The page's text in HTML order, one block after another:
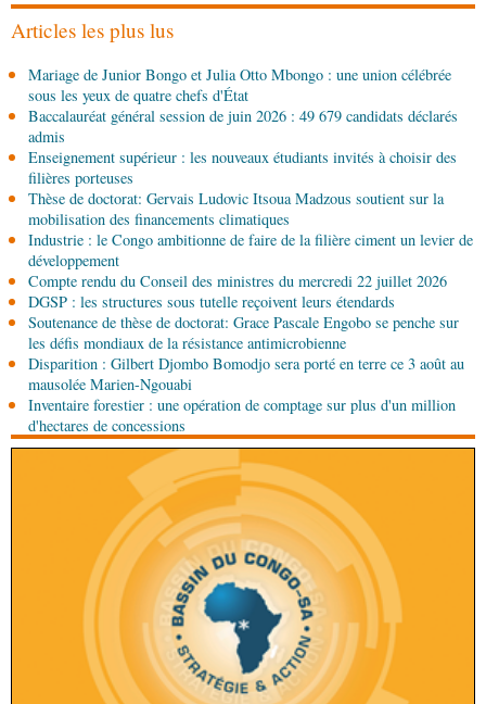
Pierre Oba jettent les bases d’une collaboration
fructueuse
Afrique-Monde Centrafrique : les sanctions de
l'ONU cachent la guerre silencieuse pour le
contrôle des ressources
05-08-2026 22:10
Économie
Noire pour la valorisation des produits forestiers
non ligneux
05-08-2026 17:32
Sport
05-08-2026 13:10
Art-Culture-Média 72e anniversaire de la
naissance du commandant Hugo Chávez :
l’ambassade du Venezuela au Congo célèbre
l'événement
Articles les plus lus
Mariage de Junior Bongo et Julia Otto Mbongo : une union célébrée
sous les yeux de quatre chefs d'État
Baccalauréat général session de juin 2026 : 49 679 candidats déclarés
admis
Enseignement supérieur : les nouveaux étudiants invités à choisir des
filières porteuses
Thèse de doctorat: Gervais Ludovic Itsoua Madzous soutient sur la
mobilisation des financements climatiques
Industrie : le Congo ambitionne de faire de la filière ciment un levier de
développement
Compte rendu du Conseil des ministres du mercredi 22 juillet 2026
DGSP : les structures sous tutelle reçoivent leurs étendards
Soutenance de thèse de doctorat: Grace Pascale Engobo se penche sur
les défis mondiaux de la résistance antimicrobienne
Disparition : Gilbert Djombo Bomodjo sera porté en terre ce 3 août au
mausolée Marien-Ngouabi
Inventaire forestier : une opération de comptage sur plus d'un million
d'hectares de concessions